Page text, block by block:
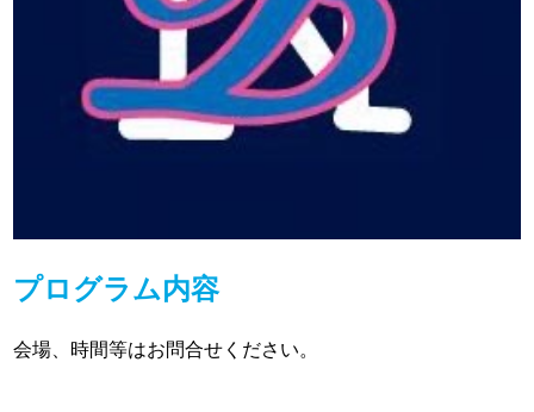
プログラム内容
会場、時間等はお問合せください。